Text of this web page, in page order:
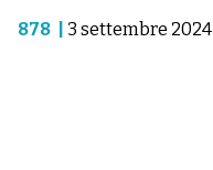
878 3 settembre 2024